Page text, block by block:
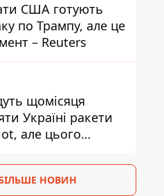
США готують
по Трампу, але це
– Reuters
щомісяця
Україні ракети
але цього
НОВИН